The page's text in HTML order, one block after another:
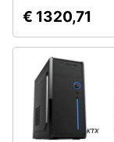
€ 1320,71